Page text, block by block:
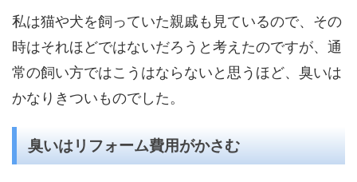
私は猫や犬を飼っていた親戚も見ているので、その
時はそれほどではないだろうと考えたのですが、通
常の飼い方ではこうはならないと思うほど、臭いは
かなりきついものでした。
臭いはリフォーム費用がかさむ